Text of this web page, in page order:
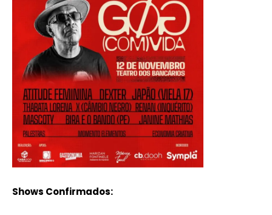
Shows Confirmados: